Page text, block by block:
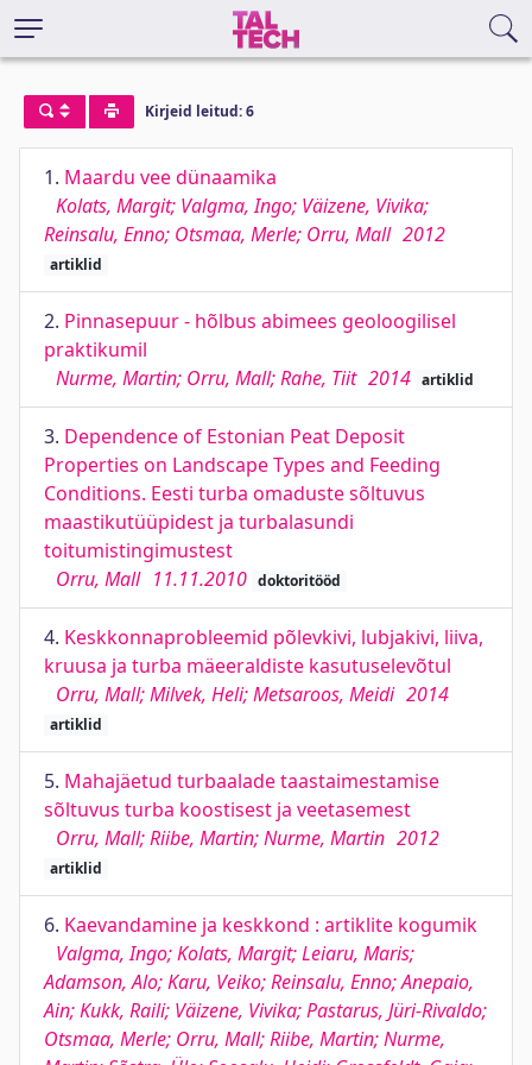
Kirjeid leitud: 6
1. Maardu vee dünaamika
Kolats, Margit; Valgma, Ingo; Väizene, Vivika;
Reinsalu, Enno; Otsmaa, Merle; Orru, Mall 2012
artiklid
2. Pinnasepuur - hõlbus abimees geoloogilisel
praktikumil
Nurme, Martin; Orru, Mall; Rahe, Tiit 2014 artiklid
3. Dependence of Estonian Peat Deposit
Properties on Landscape Types and Feeding
Conditions. Eesti turba omaduste sõltuvus
maastikutüüpidest ja turbalasundi
toitumistingimustest
Orru, Mall 11.11.2010 doktoritööd
4. Keskkonnaprobleemid põlevkivi, lubjakivi, liiva,
kruusa ja turba mäeeraldiste kasutuselevõtul
Orru, Mall; Milvek, Heli; Metsaroos, Meidi 2014
artiklid
5. Mahajäetud turbaalade taastaimestamise
sõltuvus turba koostisest ja veetasemest
Orru, Mall; Riibe, Martin; Nurme, Martin 2012
artiklid
6. Kaevandamine ja keskkond : artiklite kogumik
Valgma, Ingo; Kolats, Margit; Leiaru, Maris;
Adamson, Alo; Karu, Veiko; Reinsalu, Enno; Anepaio,
Ain; Kukk, Raili; Väizene, Vivika; Pastarus, Jüri-Rivaldo;
Otsmaa, Merle; Orru, Mall; Riibe, Martin; Nurme,